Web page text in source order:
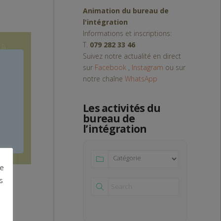
Animation du bureau de
l'intégration
Informations et inscriptions:
T. 079 282 33 46
Suivez notre actualité en direct
sur Facebook , Instagram ou sur
notre chaîneWhatsApp
Les activités du
bureau de
l’intégration